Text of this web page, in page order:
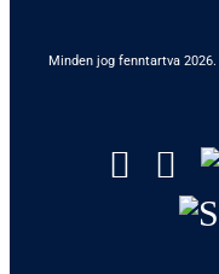
Minden jog fenntartva 2026. |